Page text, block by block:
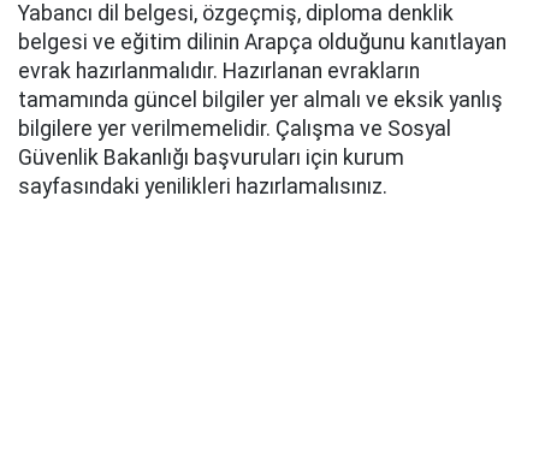
Yabancı dil belgesi, özgeçmiş, diploma denklik
belgesi ve eğitim dilinin Arapça olduğunu kanıtlayan
evrak hazırlanmalıdır. Hazırlanan evrakların
tamamında güncel bilgiler yer almalı ve eksik yanlış
bilgilere yer verilmemelidir. Çalışma ve Sosyal
Güvenlik Bakanlığı başvuruları için kurum
sayfasındaki yenilikleri hazırlamalısınız.